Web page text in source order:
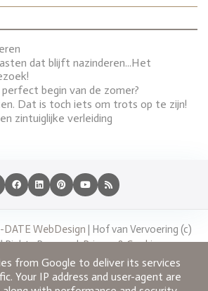
dat blijft nazinderen...Het
begin van de zomer?
Dat is toch iets om trots op te zijn!
zintuiglijke verleiding
DATE WebDesign | Hof van Vervoering (c)
Rights Reserved.Privacy & Cookies
from Google to deliver its services
Your IP address and user-agent are